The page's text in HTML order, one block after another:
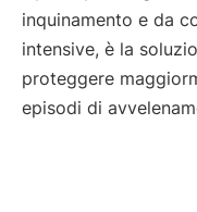
inquinamento e da
intensive, è la
proteggere
episodi di